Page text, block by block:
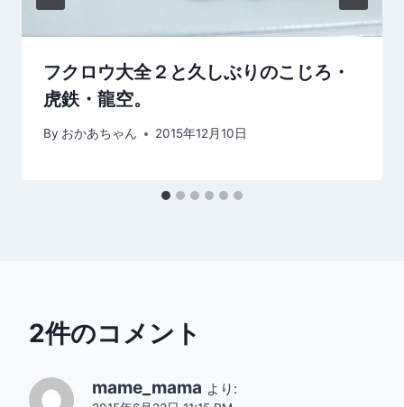
フクロウ大全２と久しぶりのこじろ・
虎鉄・龍空。
By おかあちゃん 2015年12月10日
2件のコメント
mame_mama より: